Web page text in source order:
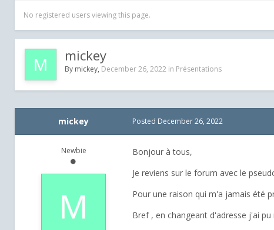
No registered users viewing this page.
mickey
By mickey, December 26, 2022 in Présentations
mickey
Newbie
Posted December 26, 2022
Bonjour à tous,
Je reviens sur le forum avec le
Pour une raison qui m'a jamais été
Bref , en changeant d'adresse j'ai